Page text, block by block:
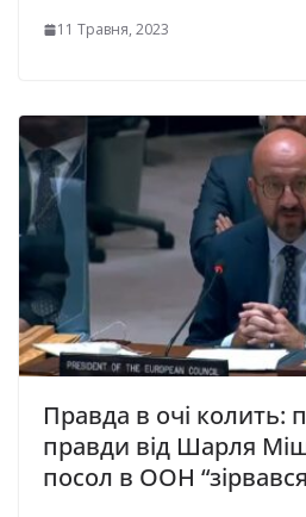
11 Травня, 2023
Правда в очі колить:
правди від Шарля
посол в ООН